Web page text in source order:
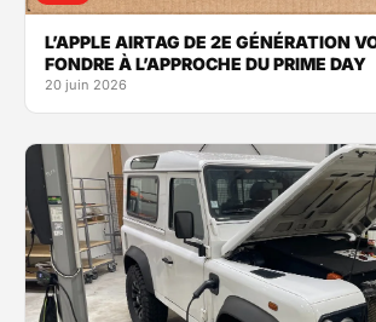
L’APPLE AIRTAG DE 2E GÉNÉRATION
FONDRE À L’APPROCHE DU PRIME DAY
20 juin 2026